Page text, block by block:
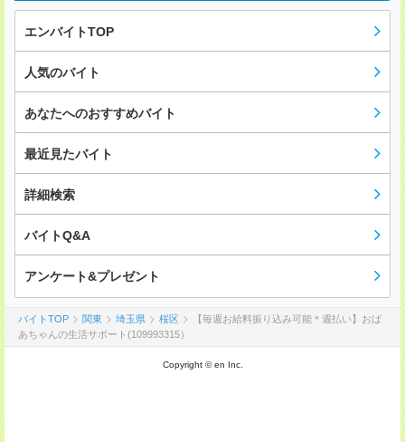
エンバイトTOP
人気のバイト
あなたへのおすすめバイト
最近見たバイト
詳細検索
バイトQ&A
アンケート&プレゼント
バイトTOP 関東 埼玉県 桜区
【毎週お給料振り込み可能＊週払い】おば
あちゃんの生活サポート(109993315）
Copyright © en Inc.